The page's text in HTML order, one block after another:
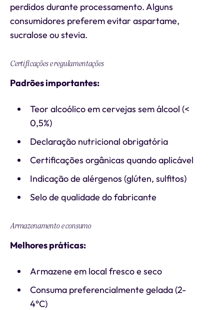
perdidos durante processamento. Alguns
consumidores preferem evitar aspartame,
sucralose ou stevia.
Certificações e regulamentações
Padrões importantes:
Teor alcoólico em cervejas sem álcool (<
0,5%)
Declaração nutricional obrigatória
Certificações orgânicas quando aplicável
Indicação de alérgenos (glúten, sulfitos)
Selo de qualidade do fabricante
Armazenamento e consumo
Melhores práticas:
Armazene em local fresco e seco
Consuma preferencialmente gelada (2-
4°C)